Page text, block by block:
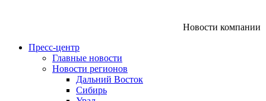
Новости компании
Пресс-центр
Главные новости
Новости регионов
Дальний Восток
Сибирь